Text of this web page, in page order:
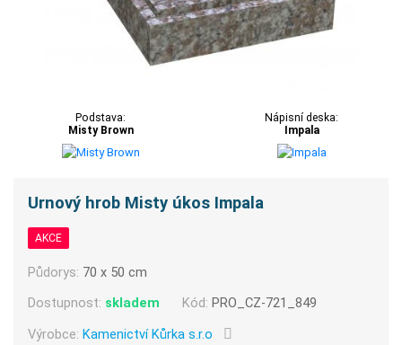
Podstava:
Misty Brown
Nápisní deska:
Impala
Urnový hrob Misty úkos Impala
AKCE
Půdorys: 70 x 50 cm
Dostupnost: skladem Kód: PRO_CZ-721_849
Výrobce:Kamenictví Kůrka s.r.o